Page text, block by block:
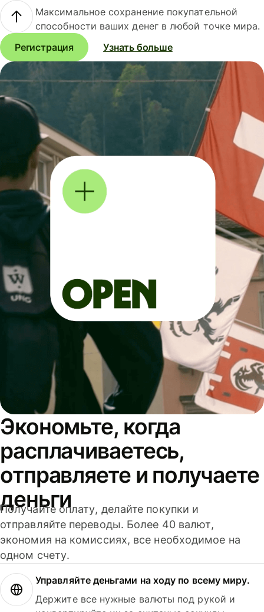
Максимальное сохранение покупательной
способности ваших денег в любой точке мира.
Регистрация
Узнать больше
Экономьте, когда
расплачиваетесь,
отправляете и получаете
деньги
Получайте оплату, делайте покупки и
отправляйте переводы. Более 40 валют,
экономия на комиссиях, все необходимое на
одном счету.
Управляйте деньгами на ходу по всему миру.
Держите все нужные валюты под рукой и